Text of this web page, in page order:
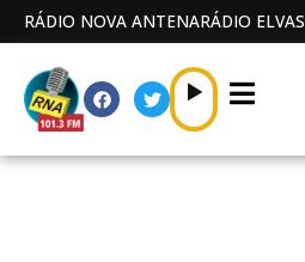
RÁDIO NOVA ANTENARÁDIO ELVAS